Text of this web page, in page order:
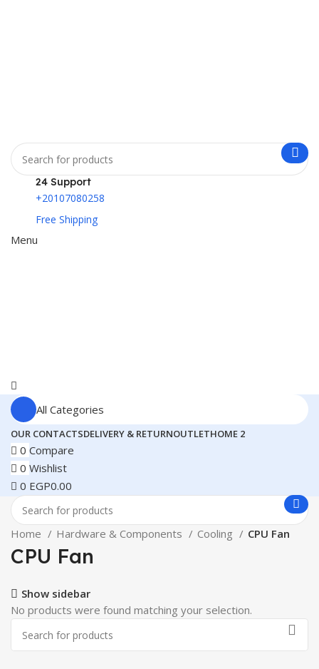
24 Support
+20107080258
Free Shipping
Menu
All Categories
OUR CONTACTSDELIVERY & RETURNOUTLETHOME 2
0 Compare
0 Wishlist
0 EGP0.00
Home Hardware & Components Cooling CPU Fan
CPU Fan
Show sidebar
No products were found matching your selection.